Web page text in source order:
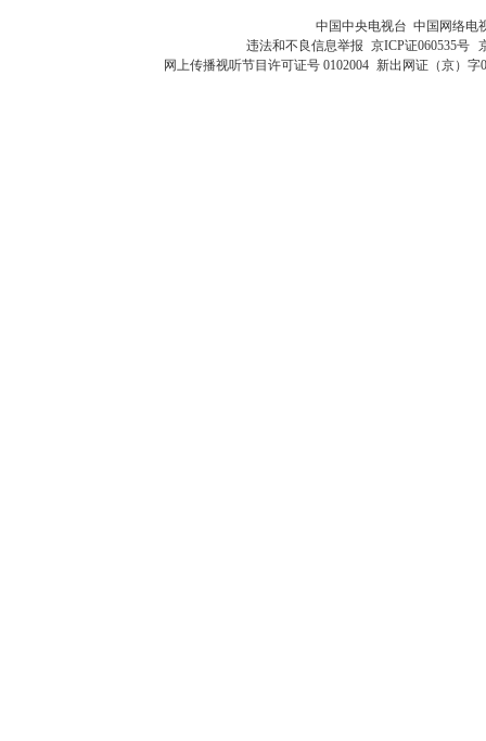
中国中央电视台 中国网络电
违法和不良信息举报 京ICP证060535号
网上传播视听节目许可证号 0102004 新出网证（京）